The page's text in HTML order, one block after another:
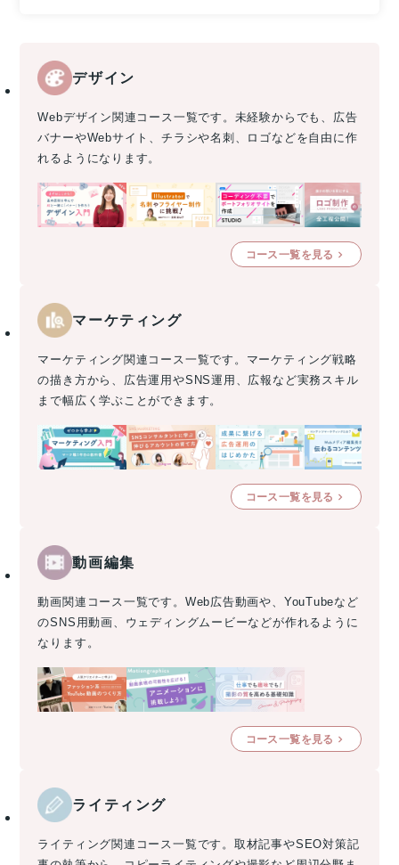
デザイン
Webデザイン関連コース一覧です。未経験からでも、広告
バナーやWebサイト、チラシや名刺、ロゴなどを自由に作
れるようになります。
コース一覧を見る
マーケティング
マーケティング関連コース一覧です。マーケティング戦略
の描き方から、広告運用やSNS運用、広報など実務スキル
まで幅広く学ぶことができます。
コース一覧を見る
動画編集
動画関連コース一覧です。Web広告動画や、YouTubeなど
のSNS用動画、ウェディングムービーなどが作れるように
なります。
コース一覧を見る
ライティング
ライティング関連コース一覧です。取材記事やSEO対策記